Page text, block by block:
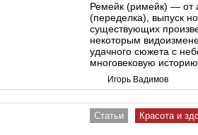
Ремейк (римейк) — от
(переделка), выпуск
существующих
некоторым
удачного сюжета с
многовековую
Игорь Вадимов
Статьи Красота и